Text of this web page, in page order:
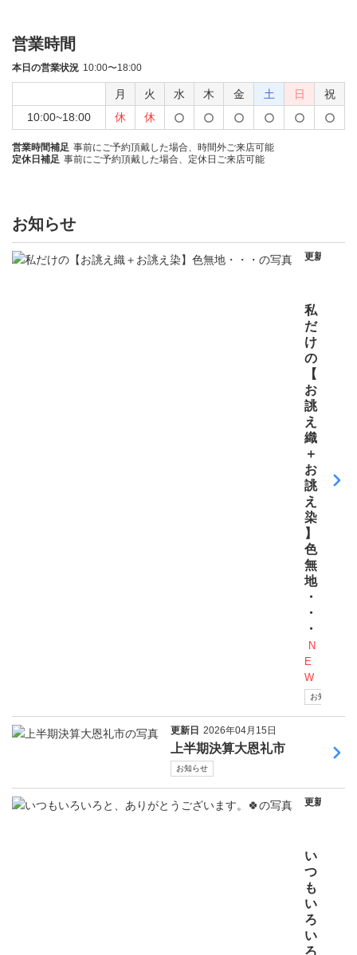
営業時間
本日の営業状況 10:00〜18:00
月 火 水 木 金 土 日
祝
10:00~18:00
休 休
営業時間補足 事前にご予約頂戴した場合、時間外ご来店可能
定休日補足 事前にご予約頂戴した場合、定休日ご来店可能
お知らせ
更新日
私
だ
け
の
【
お
誂
え
織
＋
お
誂
え
染
】
色
無
地
・
・
・
N
E
W
お知らせ
更新日 2026年04月15日
上半期決算大恩礼市
お知らせ
更新日
い
つ
も
い
ろ
い
ろ